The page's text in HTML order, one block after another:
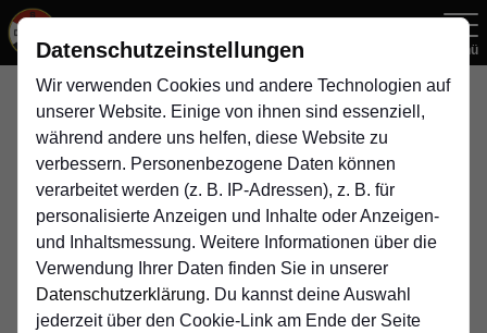
Datenschutzeinstellungen
Wir verwenden Cookies und andere Technologien auf
unserer Website. Einige von ihnen sind essenziell,
während andere uns helfen, diese Website zu
verbessern. Personenbezogene Daten können
verarbeitet werden (z. B. IP-Adressen), z. B. für
personalisierte Anzeigen und Inhalte oder Anzeigen-
und Inhaltsmessung. Weitere Informationen über die
Verwendung Ihrer Daten finden Sie in unserer
Datenschutzerklärung. Du kannst deine Auswahl
jederzeit über den Cookie-Link am Ende der Seite
Menü
C-Juniorinnen Gr.9
U17-Juniorinnen
Übersicht Funktionsteam Tabelle
Funktionsteam